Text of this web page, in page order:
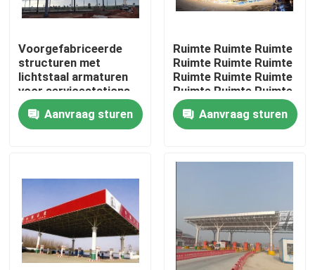
Huis
Producten
Fabrieksreis
Kwaliteitscontrole
Voorgefabriceerde
structuren met
lichtstaal armaturen
voor servicestations.
Duurzaam en efficiënt
ontwerp.Aanvraag sturen
Ruimte Ruimte Ruimte
Ruimte Ruimte Ruimte
Ruimte Ruimte Ruimte
Ruimte Ruimte Ruimte
Ruimte Ruimte Ruimte
Ruimte Ruimte Ruimte
Ruimte Ruimte Ruimte
Ruimte Ruimte Ruimte
Aanvraag sturen